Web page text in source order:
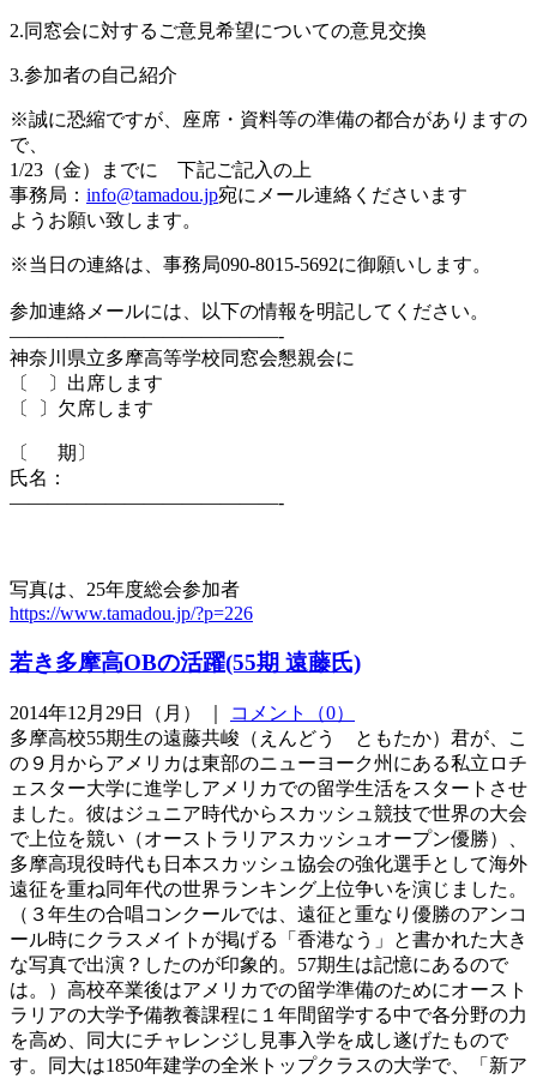
2.同窓会に対するご意見希望についての意見交換
3.参加者の自己紹介
※誠に恐縮ですが、座席・資料等の準備の都合がありますの
で、
1/23（金）までに 下記ご記入の上
事務局： info@tamadou.jp宛にメール連絡くださいます
ようお願い致します。
※当日の連絡は、事務局090-8015-5692に御願いします。
参加連絡メールには、以下の情報を明記してください。
——————————————-
神奈川県立多摩高等学校同窓会懇親会に
〔 〕出席します
〔 〕欠席します
〔 期〕
氏名：
——————————————-
写真は、25年度総会参加者
https://www.tamadou.jp/?p=226
若き多摩高OBの活躍(55期 遠藤氏)
2014年12月29日（月） ｜
コメント（0）
多摩高校55期生の遠藤共峻（えんどう ともたか）君が、こ
の９月からアメリカは東部のニューヨーク州にある私立ロチ
ェスター大学に進学しアメリカでの留学生活をスタートさせ
ました。彼はジュニア時代からスカッシュ競技で世界の大会
で上位を競い（オーストラリアスカッシュオープン優勝）、
多摩高現役時代も日本スカッシュ協会の強化選手として海外
遠征を重ね同年代の世界ランキング上位争いを演じました。
（３年生の合唱コンクールでは、遠征と重なり優勝のアンコ
ール時にクラスメイトが掲げる「香港なう」と書かれた大き
な写真で出演？したのが印象的。57期生は記憶にあるので
は。）高校卒業後はアメリカでの留学準備のためにオースト
ラリアの大学予備教養課程に１年間留学する中で各分野の力
を高め、同大にチャレンジし見事入学を成し遂げたもので
す。同大は1850年建学の全米トップクラスの大学で、「新ア